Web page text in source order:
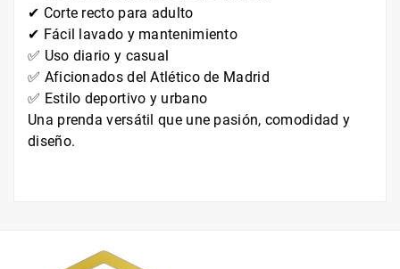
✔ Corte recto para adulto
✔ Fácil lavado y mantenimiento
✅ Uso diario y casual
✅ Aficionados del Atlético de Madrid
✅ Estilo deportivo y urbano
Una prenda versátil que une pasión, comodidad y
diseño.